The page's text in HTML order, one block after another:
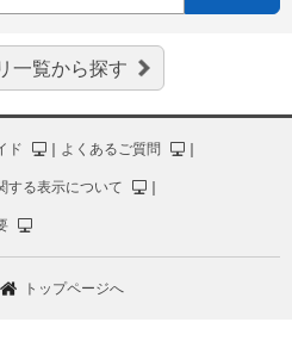
一覧から探す
ド ｜ よくあるご質問 ｜
する表示について ｜
トップページへ